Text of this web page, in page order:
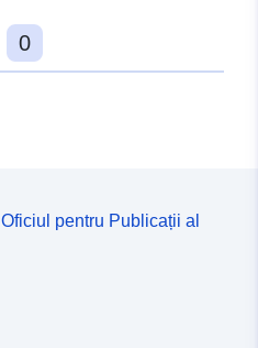
0
Oficiul pentru Publicații al